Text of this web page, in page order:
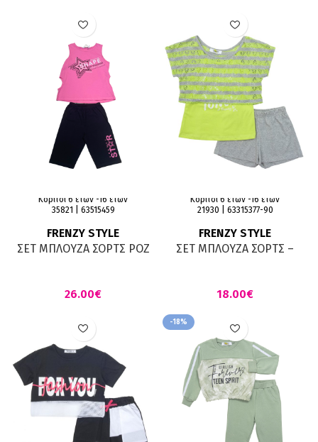
Κορίτσι 6 ετών -16 ετών
35821 | 63515459
FRENZY STYLE
ΣΕΤ ΜΠΛΟΥΖΑ ΣΟΡΤΣ ΡΟΖ
€
Κορίτσι 6 ετών -16 ετών
21930 | 63315377-90
FRENZY STYLE
ΣΕΤ ΜΠΛΟΥΖΑ ΣΟΡΤΣ –
€
-18%